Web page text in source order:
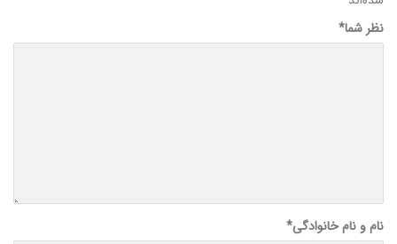
نظر شما*
نام و نام خانوادگی*